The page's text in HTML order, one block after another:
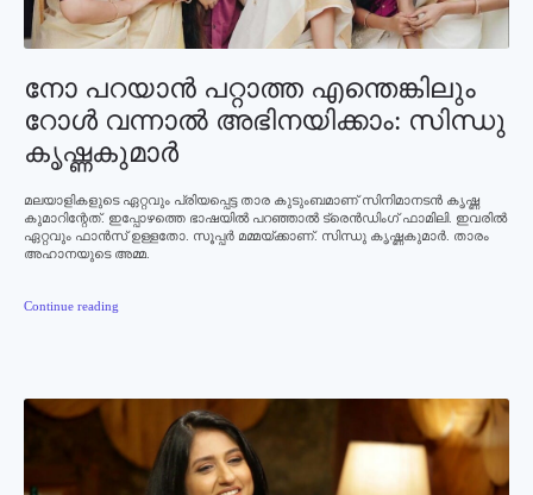
നോ പറയാന്‍ പറ്റാത്ത എന്തെങ്കിലും
റോള്‍ വന്നാല്‍ അഭിനയിക്കാം: സിന്ധു
കൃഷ്ണകുമാര്‍
മലയാളികളുടെ ഏറ്റവും പ്രിയപ്പെട്ട താര കുടുംബമാണ് സിനിമാനടന്‍ കൃഷ്ണ
കുമാറിന്റേത്. ഇപ്പോഴത്തെ ഭാഷയില്‍ പറഞ്ഞാല്‍ ട്രെന്‍ഡിംഗ് ഫാമിലി. ഇവരില്‍
ഏറ്റവും ഫാന്‍സ് ഉള്ളതോ. സൂപ്പര്‍ മമ്മയ്ക്കാണ്. സിന്ധു കൃഷ്ണകുമാര്‍. താരം
അഹാനയുടെ അമ്മ.
Continue reading